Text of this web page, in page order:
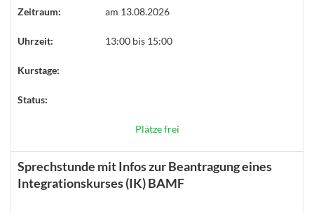
Zeitraum: am 13.08.2026
Uhrzeit: 13:00 bis 15:00
Kurstage:
Status:
Plätze frei
Sprechstunde mit Infos zur Beantragung eines
Integrationskurses (IK) BAMF